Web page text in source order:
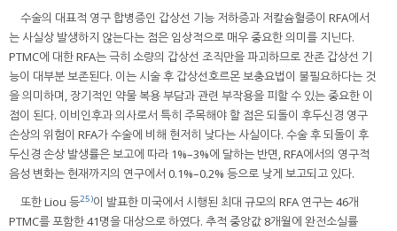
수술의 대표적 영구 합병증인 갑상선 기능 저하증과 저칼슘혈증이 RFA에서
는 사실상 발생하지 않는다는 점은 임상적으로 매우 중요한 의미를 지닌다.
PTMC에 대한 RFA는 극히 소량의 갑상선 조직만을 파괴하므로 잔존 갑상선 기
능이 대부분 보존된다. 이는 시술 후 갑상선호르몬 보충요법이 불필요하다는 것
을 의미하며, 장기적인 약물 복용 부담과 관련 부작용을 피할 수 있는 중요한 이
점이 된다. 이비인후과 의사로서 특히 주목해야 할 점은 되돌이 후두신경 영구
손상의 위험이 RFA가 수술에 비해 현저히 낮다는 사실이다. 수술 후 되돌이 후
두신경 손상 발생률은 보고에 따라 1%–3%에 달하는 반면, RFA에서의 영구적
음성 변화는 현재까지의 연구에서 0.1%–0.2% 등으로 낮게 보고되고 있다.
또한 Liou 등25)이 발표한 미국에서 시행된 최대 규모의 RFA 연구는 46개
PTMC를 포함한 41명을 대상으로 하였다. 추적 중앙값 8개월에 완전소실률